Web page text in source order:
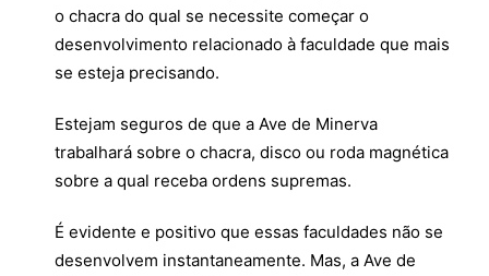
o chacra do qual se necessite começar o
desenvolvimento relacionado à faculdade que mais
se esteja precisando.
Estejam seguros de que a Ave de Minerva
trabalhará sobre o chacra, disco ou roda magnética
sobre a qual receba ordens supremas.
É evidente e positivo que essas faculdades não se
desenvolvem instantaneamente. Mas, a Ave de